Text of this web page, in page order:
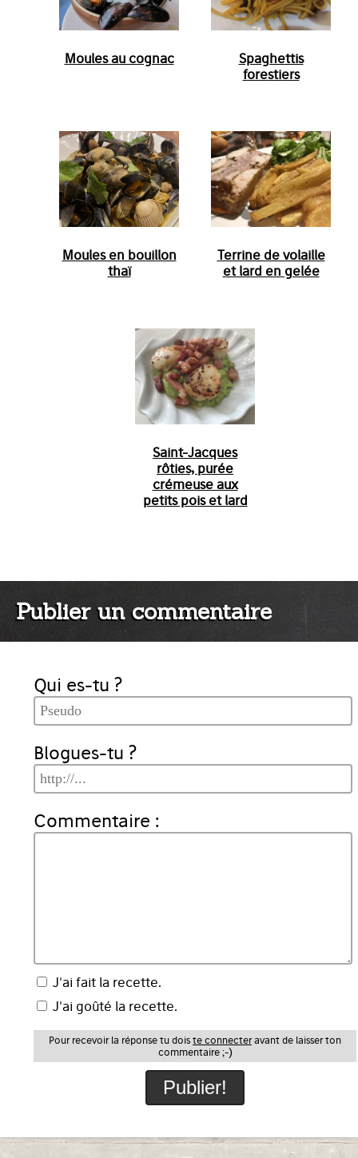
Moules au cognac
Spaghettis
forestiers
Moules en bouillon
thaï
Terrine de volaille
et lard en gelée
Saint-Jacques
rôties, purée
crémeuse aux
petits pois et lard
Publier un commentaire
Qui es-tu ?
Blogues-tu ?
Commentaire :
J'ai fait la recette.
J'ai goûté la recette.
Pour recevoir la réponse tu dois te connecteravant de laisser ton
commentaire ;-)